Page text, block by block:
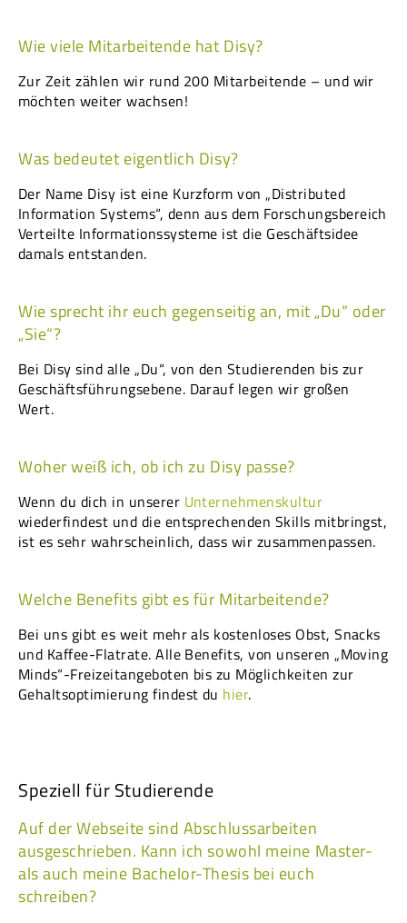
Wie viele Mitarbeitende hat Disy?
Zur Zeit zählen wir rund 200 Mitarbeitende – und wir
möchten weiter wachsen!
Was bedeutet eigentlich Disy?
Der Name Disy ist eine Kurzform von „Distributed
Information Systems“, denn aus dem Forschungsbereich
Verteilte Informationssysteme ist die Geschäftsidee
damals entstanden.
Wie sprecht ihr euch gegenseitig an, mit „Du“ oder
„Sie“?
Bei Disy sind alle „Du“, von den Studierenden bis zur
Geschäftsführungsebene. Darauf legen wir großen
Wert.
Woher weiß ich, ob ich zu Disy passe?
Wenn du dich in unserer Unternehmenskultur
wiederfindest und die entsprechenden Skills mitbringst,
ist es sehr wahrscheinlich, dass wir zusammenpassen.
Welche Benefits gibt es für Mitarbeitende?
Bei uns gibt es weit mehr als kostenloses Obst, Snacks
und Kaffee-Flatrate. Alle Benefits, von unseren „Moving
Minds“-Freizeitangeboten bis zu Möglichkeiten zur
Gehaltsoptimierung findest du hier.
Speziell für Studierende
Auf der Webseite sind Abschlussarbeiten
ausgeschrieben. Kann ich sowohl meine Master-
als auch meine Bachelor-Thesis bei euch
schreiben?